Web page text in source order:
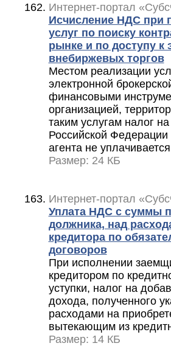
Интернет-портал
Исчисление НДС при
услуг по поиску
рынке и по доступу к
внебиржевых торгов
Местом реализации
электронной
финансовыми
организацией,
таким услугам налог
Российской Федерации
агента не уплачивается
Размер: 24 КБ
Интернет-портал
Уплата НДС с суммы
должника, над
кредитора по
договоров
При исполнении
кредитором по
уступки, налог на
дохода, полученного
расходами на
вытекающим из
Размер: 14 КБ